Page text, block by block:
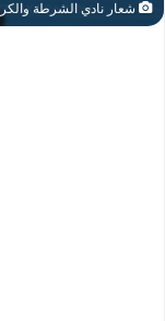
شعار نادي الشرطة